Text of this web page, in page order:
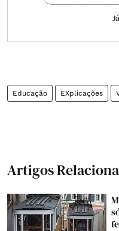
Educação EXplicações
Artigos